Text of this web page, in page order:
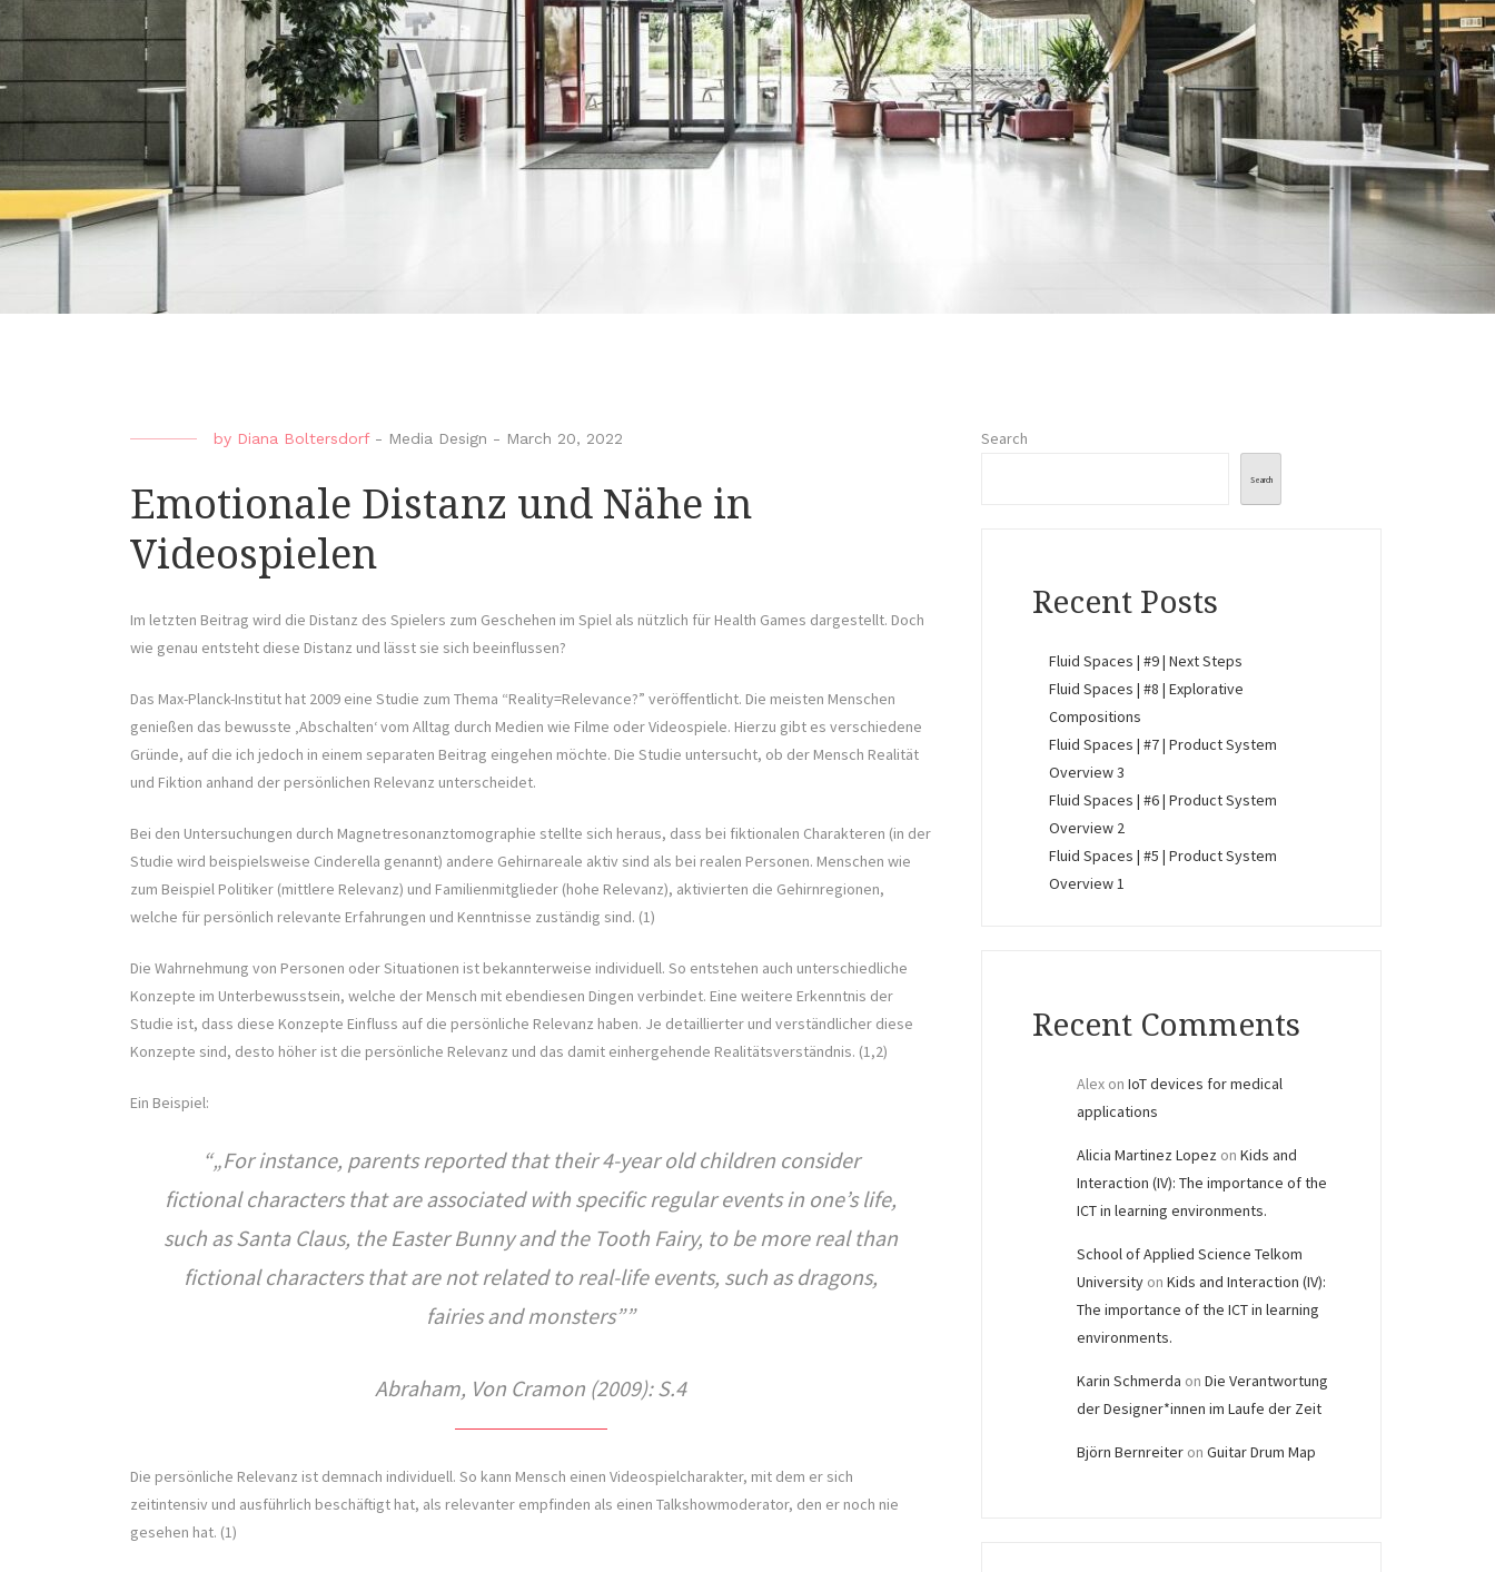
by Diana Boltersdorf- Media Design - March 20, 2022
Emotionale Distanz und Nähe in
Videospielen
Im letzten Beitrag wird die Distanz des Spielers zum Geschehen im Spiel als nützlich für Health Games dargestellt. Doch
wie genau entsteht diese Distanz und lässt sie sich beeinflussen?
Das Max-Planck-Institut hat 2009 eine Studie zum Thema “Reality=Relevance?” veröffentlicht. Die meisten Menschen
genießen das bewusste ‚Abschalten‘ vom Alltag durch Medien wie Filme oder Videospiele. Hierzu gibt es verschiedene
Gründe, auf die ich jedoch in einem separaten Beitrag eingehen möchte. Die Studie untersucht, ob der Mensch Realität
und Fiktion anhand der persönlichen Relevanz unterscheidet.
Bei den Untersuchungen durch Magnetresonanztomographie stellte sich heraus, dass bei fiktionalen Charakteren (in der
Studie wird beispielsweise Cinderella genannt) andere Gehirnareale aktiv sind als bei realen Personen. Menschen wie
zum Beispiel Politiker (mittlere Relevanz) und Familienmitglieder (hohe Relevanz), aktivierten die Gehirnregionen,
welche für persönlich relevante Erfahrungen und Kenntnisse zuständig sind. (1)
Die Wahrnehmung von Personen oder Situationen ist bekannterweise individuell. So entstehen auch unterschiedliche
Konzepte im Unterbewusstsein, welche der Mensch mit ebendiesen Dingen verbindet. Eine weitere Erkenntnis der
Studie ist, dass diese Konzepte Einfluss auf die persönliche Relevanz haben. Je detaillierter und verständlicher diese
Konzepte sind, desto höher ist die persönliche Relevanz und das damit einhergehende Realitätsverständnis. (1,2)
Ein Beispiel:
„For instance, parents reported that their 4-year old children consider
fictional characters that are associated with specific regular events in one’s life,
such as Santa Claus, the Easter Bunny and the Tooth Fairy, to be more real than
fictional characters that are not related to real-life events, such as dragons,
fairies and monsters”
Abraham, Von Cramon (2009): S.4
Die persönliche Relevanz ist demnach individuell. So kann Mensch einen Videospielcharakter, mit dem er sich
zeitintensiv und ausführlich beschäftigt hat, als relevanter empfinden als einen Talkshowmoderator, den er noch nie
gesehen hat. (1)
Search
Search
Recent Posts
Fluid Spaces | #9 | Next Steps
Fluid Spaces | #8 | Explorative
Compositions
Fluid Spaces | #7 | Product System
Overview 3
Fluid Spaces | #6 | Product System
Overview 2
Fluid Spaces | #5 | Product System
Overview 1
Recent Comments
Alex on IoT devices for medical
applications
Alicia Martinez Lopez on Kids and
Interaction (IV): The importance of the
ICT in learning environments.
School of Applied Science Telkom
University on Kids and Interaction (IV):
The importance of the ICT in learning
environments.
Karin Schmerda on Die Verantwortung
der Designer*innen im Laufe der Zeit
Björn Bernreiter on Guitar Drum Map